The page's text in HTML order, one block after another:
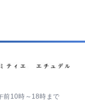
前10時～18時まで